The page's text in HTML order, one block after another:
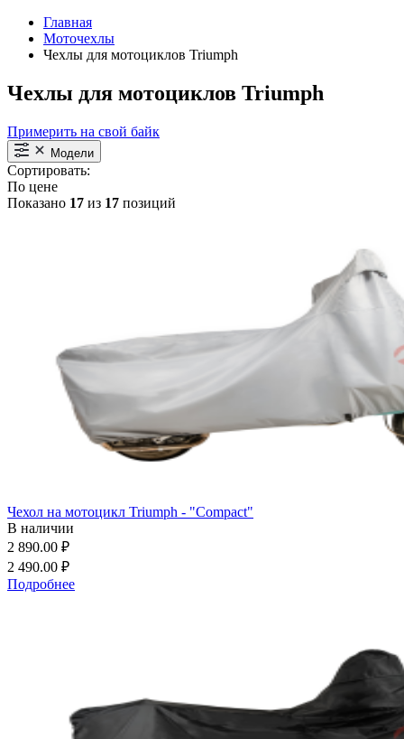
Главная
Моточехлы
Чехлы для мотоциклов Triumph
Чехлы для мотоциклов Triumph
Примерить на свой байк
Модели
Сортировать:
По цене
Показано 17 из 17 позиций
Чехол на мотоцикл Triumph - "Compact"
В наличии
2 890.00 ₽
2 490.00 ₽
Подробнее